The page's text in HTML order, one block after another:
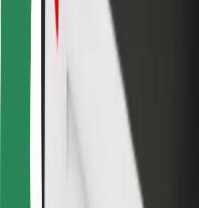
Ravintoloille
Bolt for Business
Tavarantoimittajille